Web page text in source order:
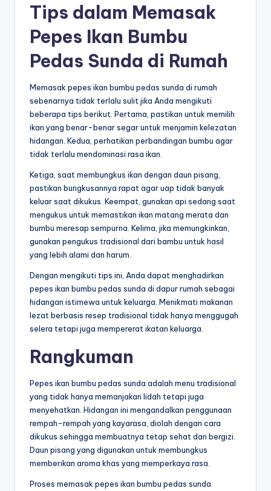
Tips dalam Memasak
Pepes Ikan Bumbu
Pedas Sunda di Rumah
Memasak pepes ikan bumbu pedas sunda di rumah
sebenarnya tidak terlalu sulit jika Anda mengikuti
beberapa tips berikut. Pertama, pastikan untuk memilih
ikan yang benar-benar segar untuk menjamin kelezatan
hidangan. Kedua, perhatikan perbandingan bumbu agar
tidak terlalu mendominasi rasa ikan.
Ketiga, saat membungkus ikan dengan daun pisang,
pastikan bungkusannya rapat agar uap tidak banyak
keluar saat dikukus. Keempat, gunakan api sedang saat
mengukus untuk memastikan ikan matang merata dan
bumbu meresap sempurna. Kelima, jika memungkinkan,
gunakan pengukus tradisional dari bambu untuk hasil
yang lebih alami dan harum.
Dengan mengikuti tips ini, Anda dapat menghadirkan
pepes ikan bumbu pedas sunda di dapur rumah sebagai
hidangan istimewa untuk keluarga. Menikmati makanan
lezat berbasis resep tradisional tidak hanya menggugah
selera tetapi juga mempererat ikatan keluarga.
Rangkuman
Pepes ikan bumbu pedas sunda adalah menu tradisional
yang tidak hanya memanjakan lidah tetapi juga
menyehatkan. Hidangan ini mengandalkan penggunaan
rempah-rempah yang kayarasa, diolah dengan cara
dikukus sehingga membuatnya tetap sehat dan bergizi.
Daun pisang yang digunakan untuk membungkus
memberikan aroma khas yang memperkaya rasa.
Proses memasak pepes ikan bumbu pedas sunda